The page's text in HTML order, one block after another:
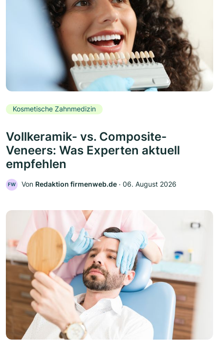
Kosmetische Zahnmedizin
Vollkeramik- vs. Composite-
Veneers: Was Experten aktuell
empfehlen
FW Von Redaktion firmenweb.de ‧ 06. August 2026